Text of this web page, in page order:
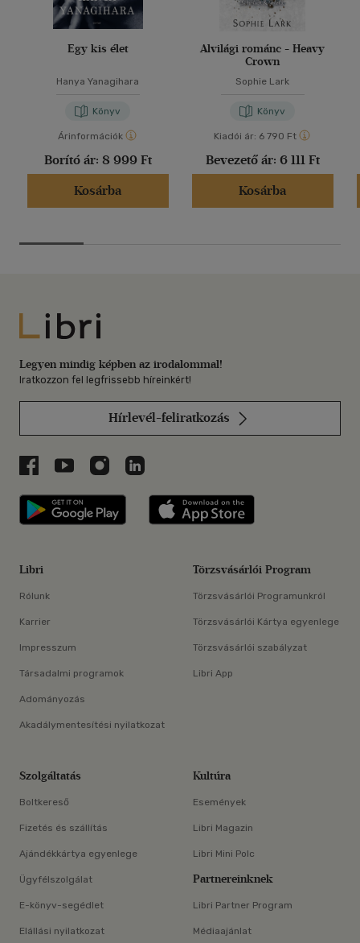
Egy kis élet
Hanya Yanagihara
Könyv
Árinformációk
Borító ár: 8 999 Ft
Kosárba
Alvilági románc - Heavy
Crown
Sophie Lark
Könyv
Kiadói ár: 6 790 Ft
Bevezető ár: 6 111 Ft
Kosárba
Libri
Legyen mindig képben az irodalommal!
Iratkozzon fel legfrissebb híreinkért!
Hírlevél-feliratkozás
Libri a Facebookon
Libri a Youtube-on
Libri az Instagramon
Libri a LinkedInen
Libri applikáció Szerezd meg: Google
Libri
Rólunk
Karrier
Impresszum
Társadalmi programok
Adományozás
Akadálymentesítési nyilatkozat
Törzsvásárlói Program
Törzsvásárlói Programunkról
Törzsvásárlói Kártya egyenlege
Törzsvásárlói szabályzat
Libri App
Szolgáltatás
Boltkereső
Fizetés és szállítás
Ajándékkártya egyenlege
Ügyfélszolgálat
E-könyv-segédlet
Elállási nyilatkozat
Kultúra
Események
Libri Magazin
Libri Mini Polc
Partnereinknek
Libri Partner Program
Médiaajánlat